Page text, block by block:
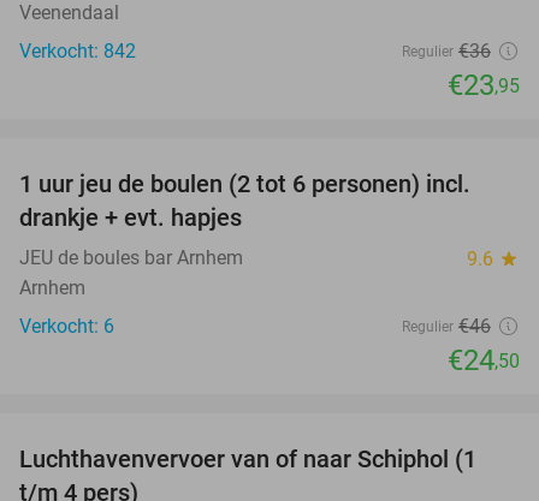
Veenendaal
Verkocht: 842
Regulier €36
€23,95
47%
1 uur jeu de boulen (2 tot 6 personen) incl.
drankje + evt. hapjes
JEU de boules bar Arnhem 9.6 star
Arnhem
Verkocht: 6
Regulier €46
€24,50
42%
Luchthavenvervoer van of naar Schiphol (1
t/m 4 pers)